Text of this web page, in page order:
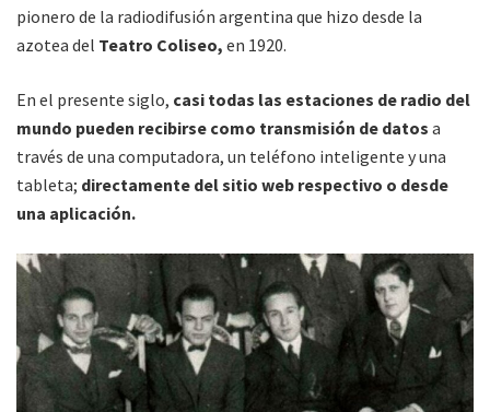
pionero de la radiodifusión argentina que hizo desde la
azotea del Teatro Coliseo, en 1920.
En el presente siglo, casi todas las estaciones de radio del
mundo pueden recibirse como transmisión de datos a
través de una computadora, un teléfono inteligente y una
tableta; directamente del sitio web respectivo o desde
una aplicación.